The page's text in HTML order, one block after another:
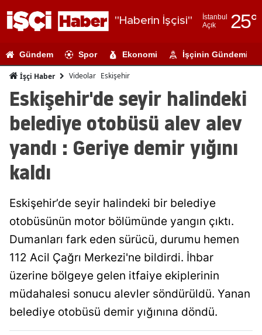
"Haberin İşçisi"
İstanbul
Açık
25°
Adıyaman
Ağrı
Amasya
Ankara
Artvin
Aydın
Bilecik
Bingöl
Gündem Spor Ekonomi İşçinin Gündemi
İşçi Haber Videolar Eskişehir
Eskişehir'de seyir halindeki
belediye otobüsü alev alev
yandı : Geriye demir yığını
kaldı
Eskişehir’de seyir halindeki bir belediye
otobüsünün motor bölümünde yangın çıktı.
Dumanları fark eden sürücü, durumu hemen
112 Acil Çağrı Merkezi'ne bildirdi. İhbar
üzerine bölgeye gelen itfaiye ekiplerinin
müdahalesi sonucu alevler söndürüldü. Yanan
belediye otobüsü demir yığınına döndü.